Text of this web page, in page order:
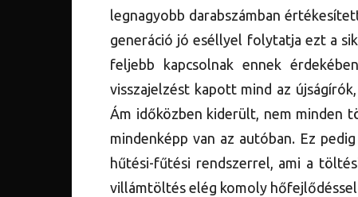
legnagyobb darabszámban
generáció jó eséllyel folytatja ezt a
feljebb kapcsolnak ennek
visszajelzést kapott mind az
Ám időközben kiderült, nem minden
mindenképp van az autóban. Ez
hűtési-fűtési rendszerrel, ami a
villámtöltés elég komoly